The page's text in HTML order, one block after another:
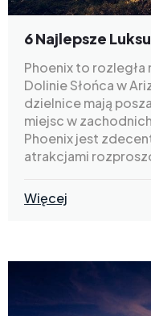
6 Najlepsze
Phoenix to
Dolinie Słońca w
dzielnice mają
miejsc w
Phoenix jest
atrakcjami
Więcej